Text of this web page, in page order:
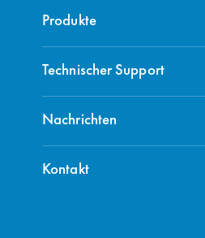
Produkte
Technischer Support
Nachrichten
Kontakt